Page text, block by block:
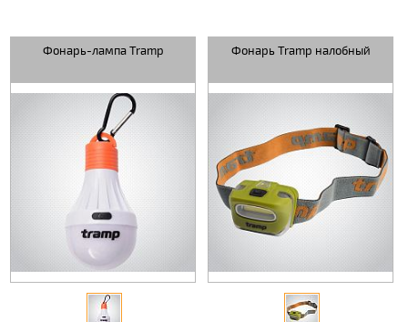
Фонарь-лампа Tramp Фонарь Tramp налобный